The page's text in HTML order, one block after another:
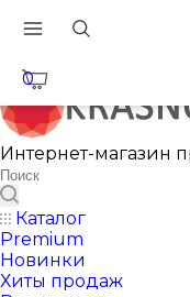
0
Интернет-магазин
Каталог
Premium
Новинки
Хиты продаж